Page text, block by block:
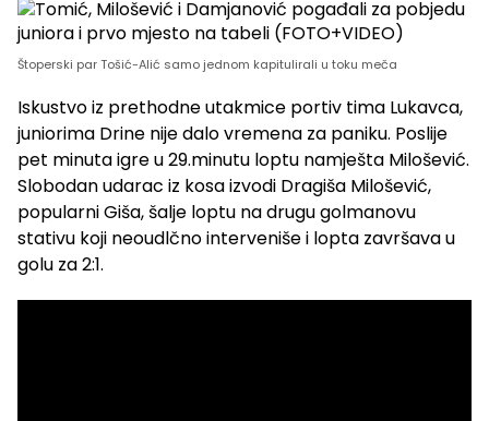
Štoperski par Tošić-Alić samo jednom kapitulirali u toku meča
Iskustvo iz prethodne utakmice portiv tima Lukavca,
juniorima Drine nije dalo vremena za paniku. Poslije
pet minuta igre u 29.minutu loptu namješta Milošević.
Slobodan udarac iz kosa izvodi Dragiša Milošević,
popularni Giša, šalje loptu na drugu golmanovu
stativu koji neoudlčno interveniše i lopta završava u
golu za 2:1.